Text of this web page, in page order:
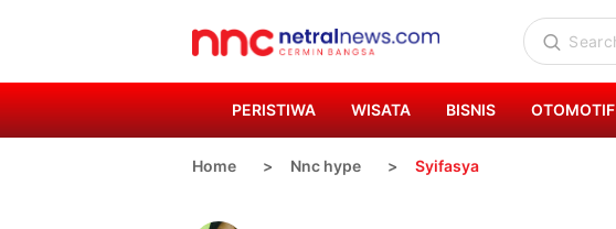
PERISTIWA WISATA BISNIS OTOMOTIF
Home Nnc hype Syifasya